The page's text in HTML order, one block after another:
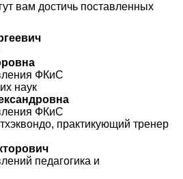
вам достичь поставленных
ФКиС
наук
ФКиС
практикующий тренер
педагогика и